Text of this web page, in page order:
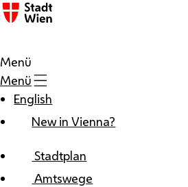
Zum Inhalt
Menü
Menü
English
New in Vienna?
Stadtplan
Amtswege